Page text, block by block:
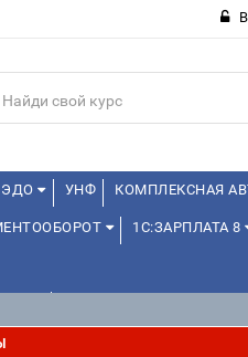
ЭДО УНФ КОМПЛЕКСНАЯ
1С:ЗАРПЛАТА 8